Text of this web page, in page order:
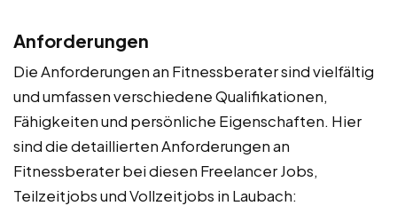
Anforderungen
Die Anforderungen an Fitnessberater sind vielfältig
und umfassen verschiedene Qualifikationen,
Fähigkeiten und persönliche Eigenschaften. Hier
sind die detaillierten Anforderungen an
Fitnessberater bei diesen Freelancer Jobs,
Teilzeitjobs und Vollzeitjobs in Laubach: